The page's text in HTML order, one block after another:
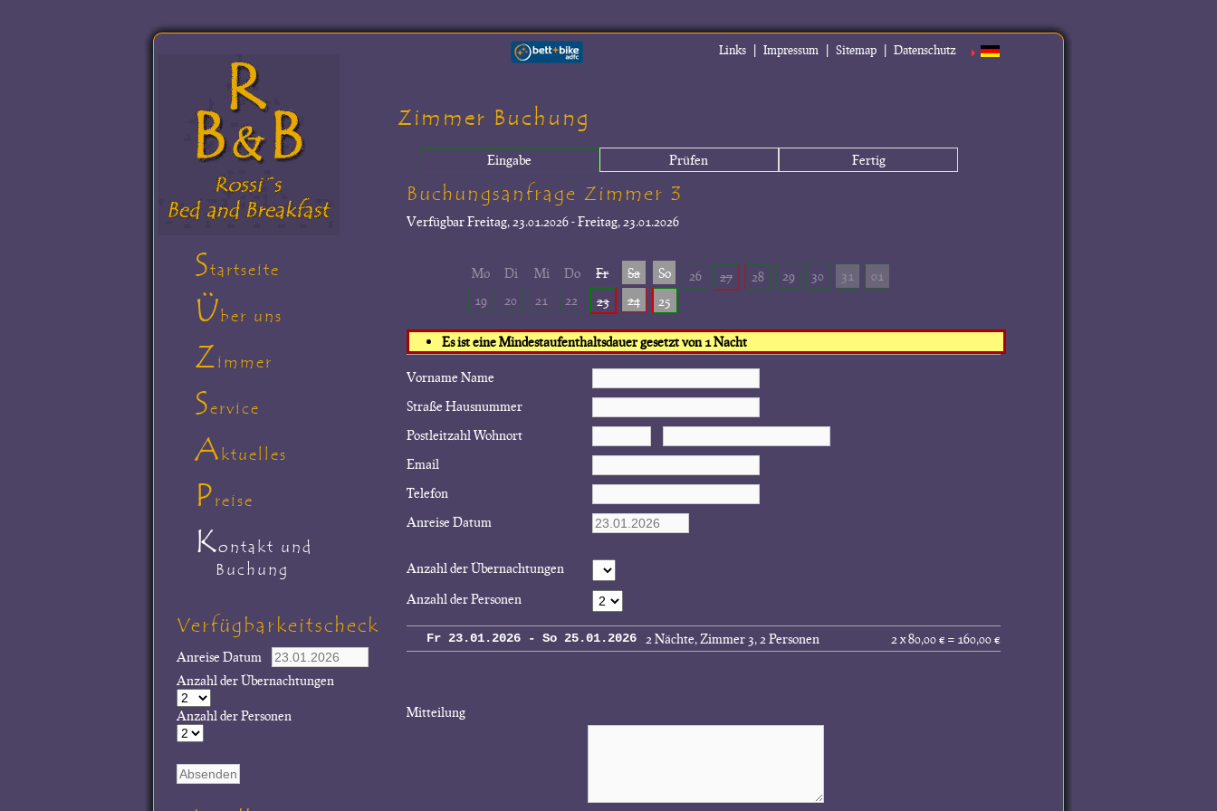
Links | Impressum | Sitemap | Datenschutz
Zimmer Buchung
Eingabe Prüfen Fertig
Buchungsanfrage Zimmer 3
VerfügbarFreitag, 23.01.2026 - Freitag, 23.01.2026
Mo
19
Di
20
Mi
21
Do
22
Fr
23
Sa
24
So
25
26 27 28 29 30 31 01
Es ist eine Mindestaufenthaltsdauer gesetzt von 1 Nacht
Vorname Name
Straße Hausnummer
Postleitzahl Wohnort
Email
Telefon
Anreise Datum
Anzahl der Übernachtungen
Anzahl der Personen
2 Nächte, Zimmer 3, 2 Personen 2 x 80,00 € = 160,00 €
Fr 23.01.2026 - So 25.01.2026
(inkl.
Mitteilung
Startseite
Über uns
Zimmer
Service
Aktuelles
Preise
Kontakt und
Buchung
Verfügbarkeitscheck
Anreise Datum
Anzahl der Übernachtungen
Anzahl der Personen